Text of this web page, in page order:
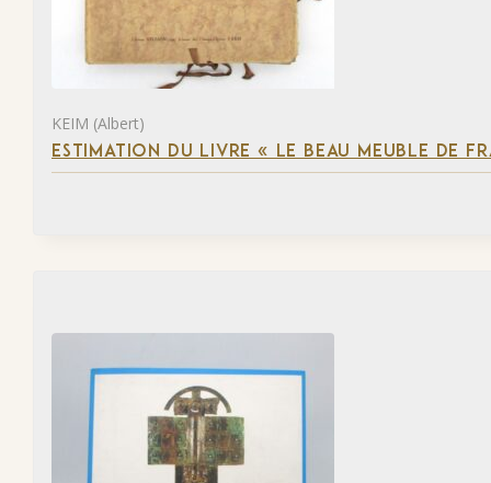
KEIM (Albert)
ESTIMATION DU LIVRE « LE BEAU MEUBLE DE